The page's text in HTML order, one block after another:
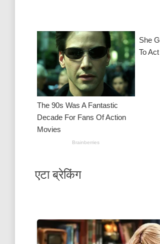
एटा ब्रेकिंग